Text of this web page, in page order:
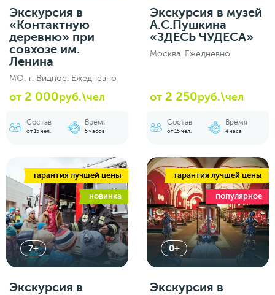
Экскурсия в
«Контактную
деревню» при
совхозе им.
Ленина
МО, г. Видное. Ежедневно
от 2 000руб.\чел
Состав
от 15 чел.
Время
5 часов
Экскурсия в музей
А.С.Пушкина
«ЗДЕСЬ ЧУДЕСА»
Москва. Ежедневно
от 2 250руб.\чел
Состав
от 15 чел.
Время
4 часа
гарантия лучшей цены
новинка
7+
Экскурсия в
гарантия лучшей цены
популярное
0+
Экскурсия в